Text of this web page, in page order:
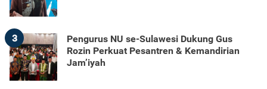
3
Pengurus NU se-Sulawesi Dukung Gus
Rozin Perkuat Pesantren & Kemandirian
Jam’iyah